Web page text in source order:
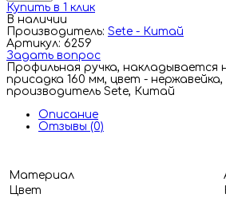
Купить в 1 клик
В наличии
Производитель: Sete - Китай
Артикул: 6259
Задать вопрос
Профильная ручка,
присадка 160 мм, цвет - нержавейка,
производитель Sete, Китай
Описание
Отзывы (0)
Материал
Цвет